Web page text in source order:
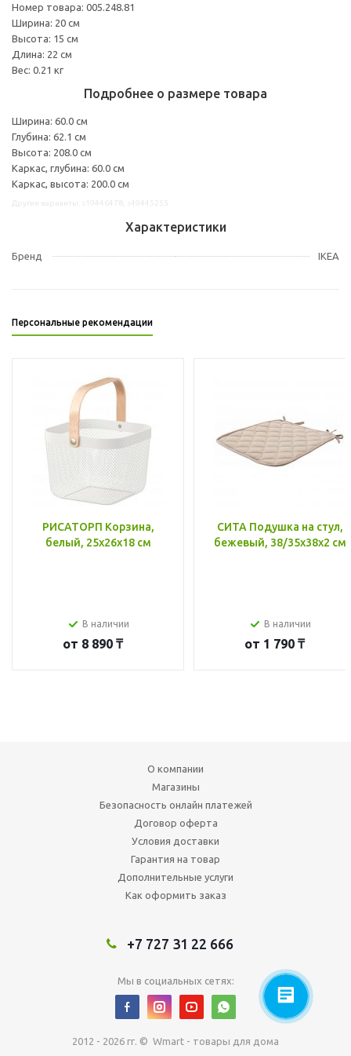
Номер товара: 005.248.81
Ширина: 20 см
Высота: 15 см
Длина: 22 см
Вес: 0.21 кг
Подробнее о размере товара
Ширина: 60.0 см
Глубина: 62.1 см
Высота: 208.0 см
Каркас, глубина: 60.0 см
Каркас, высота: 200.0 см
Характеристики
Бренд IKEA
Персональные рекомендации
РИСАТОРП Корзина,
белый, 25x26x18 см
В наличии
от 8 890 ₸
СИТА Подушка на стул,
бежевый, 38/35x38x2 см
В наличии
от 1 790 ₸
О компании
Магазины
Безопасность онлайн платежей
Договор оферта
Условия доставки
Гарантия на товар
Дополнительные услуги
Как оформить заказ
+7 727 31 22 666
Мы в социальных сетях:
2012 - 2026 гг. © Wmart - товары для дома